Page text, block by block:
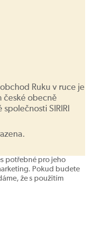
Ruku v ruce je
české obecně
společnosti SIRIRI
potřebné pro jeho
Pokud budete
že s použitím